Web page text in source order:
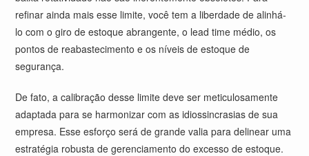
refinar ainda mais esse limite, você tem a liberdade de alinhá-
lo com o giro de estoque abrangente, o lead time médio, os
pontos de reabastecimento e os níveis de estoque de
segurança.
De fato, a calibração desse limite deve ser meticulosamente
adaptada para se harmonizar com as idiossincrasias de sua
empresa. Esse esforço será de grande valia para delinear uma
estratégia robusta de gerenciamento do excesso de estoque.